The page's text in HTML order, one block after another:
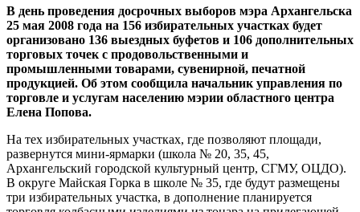
В день проведения досрочных выборов мэра Архангельска
25 мая 2008 года на 156 избирательных участках будет
организовано 136 выездных буфетов и 106 дополнительных
торговых точек с продовольственными и
промышленными товарами, сувенирной, печатной
продукцией. Об этом сообщила начальник управления по
торговле и услугам населению мэрии областного центра
Елена Попова.
На тех избирательных участках, где позволяют площади,
развернутся мини-ярмарки (школа № 20, 35, 45,
Архангельский городской культурный центр, СГМУ, ОЦДО).
В округе Майская Горка в школе № 35, где будут размещены
три избирательных участка, в дополнение планируется